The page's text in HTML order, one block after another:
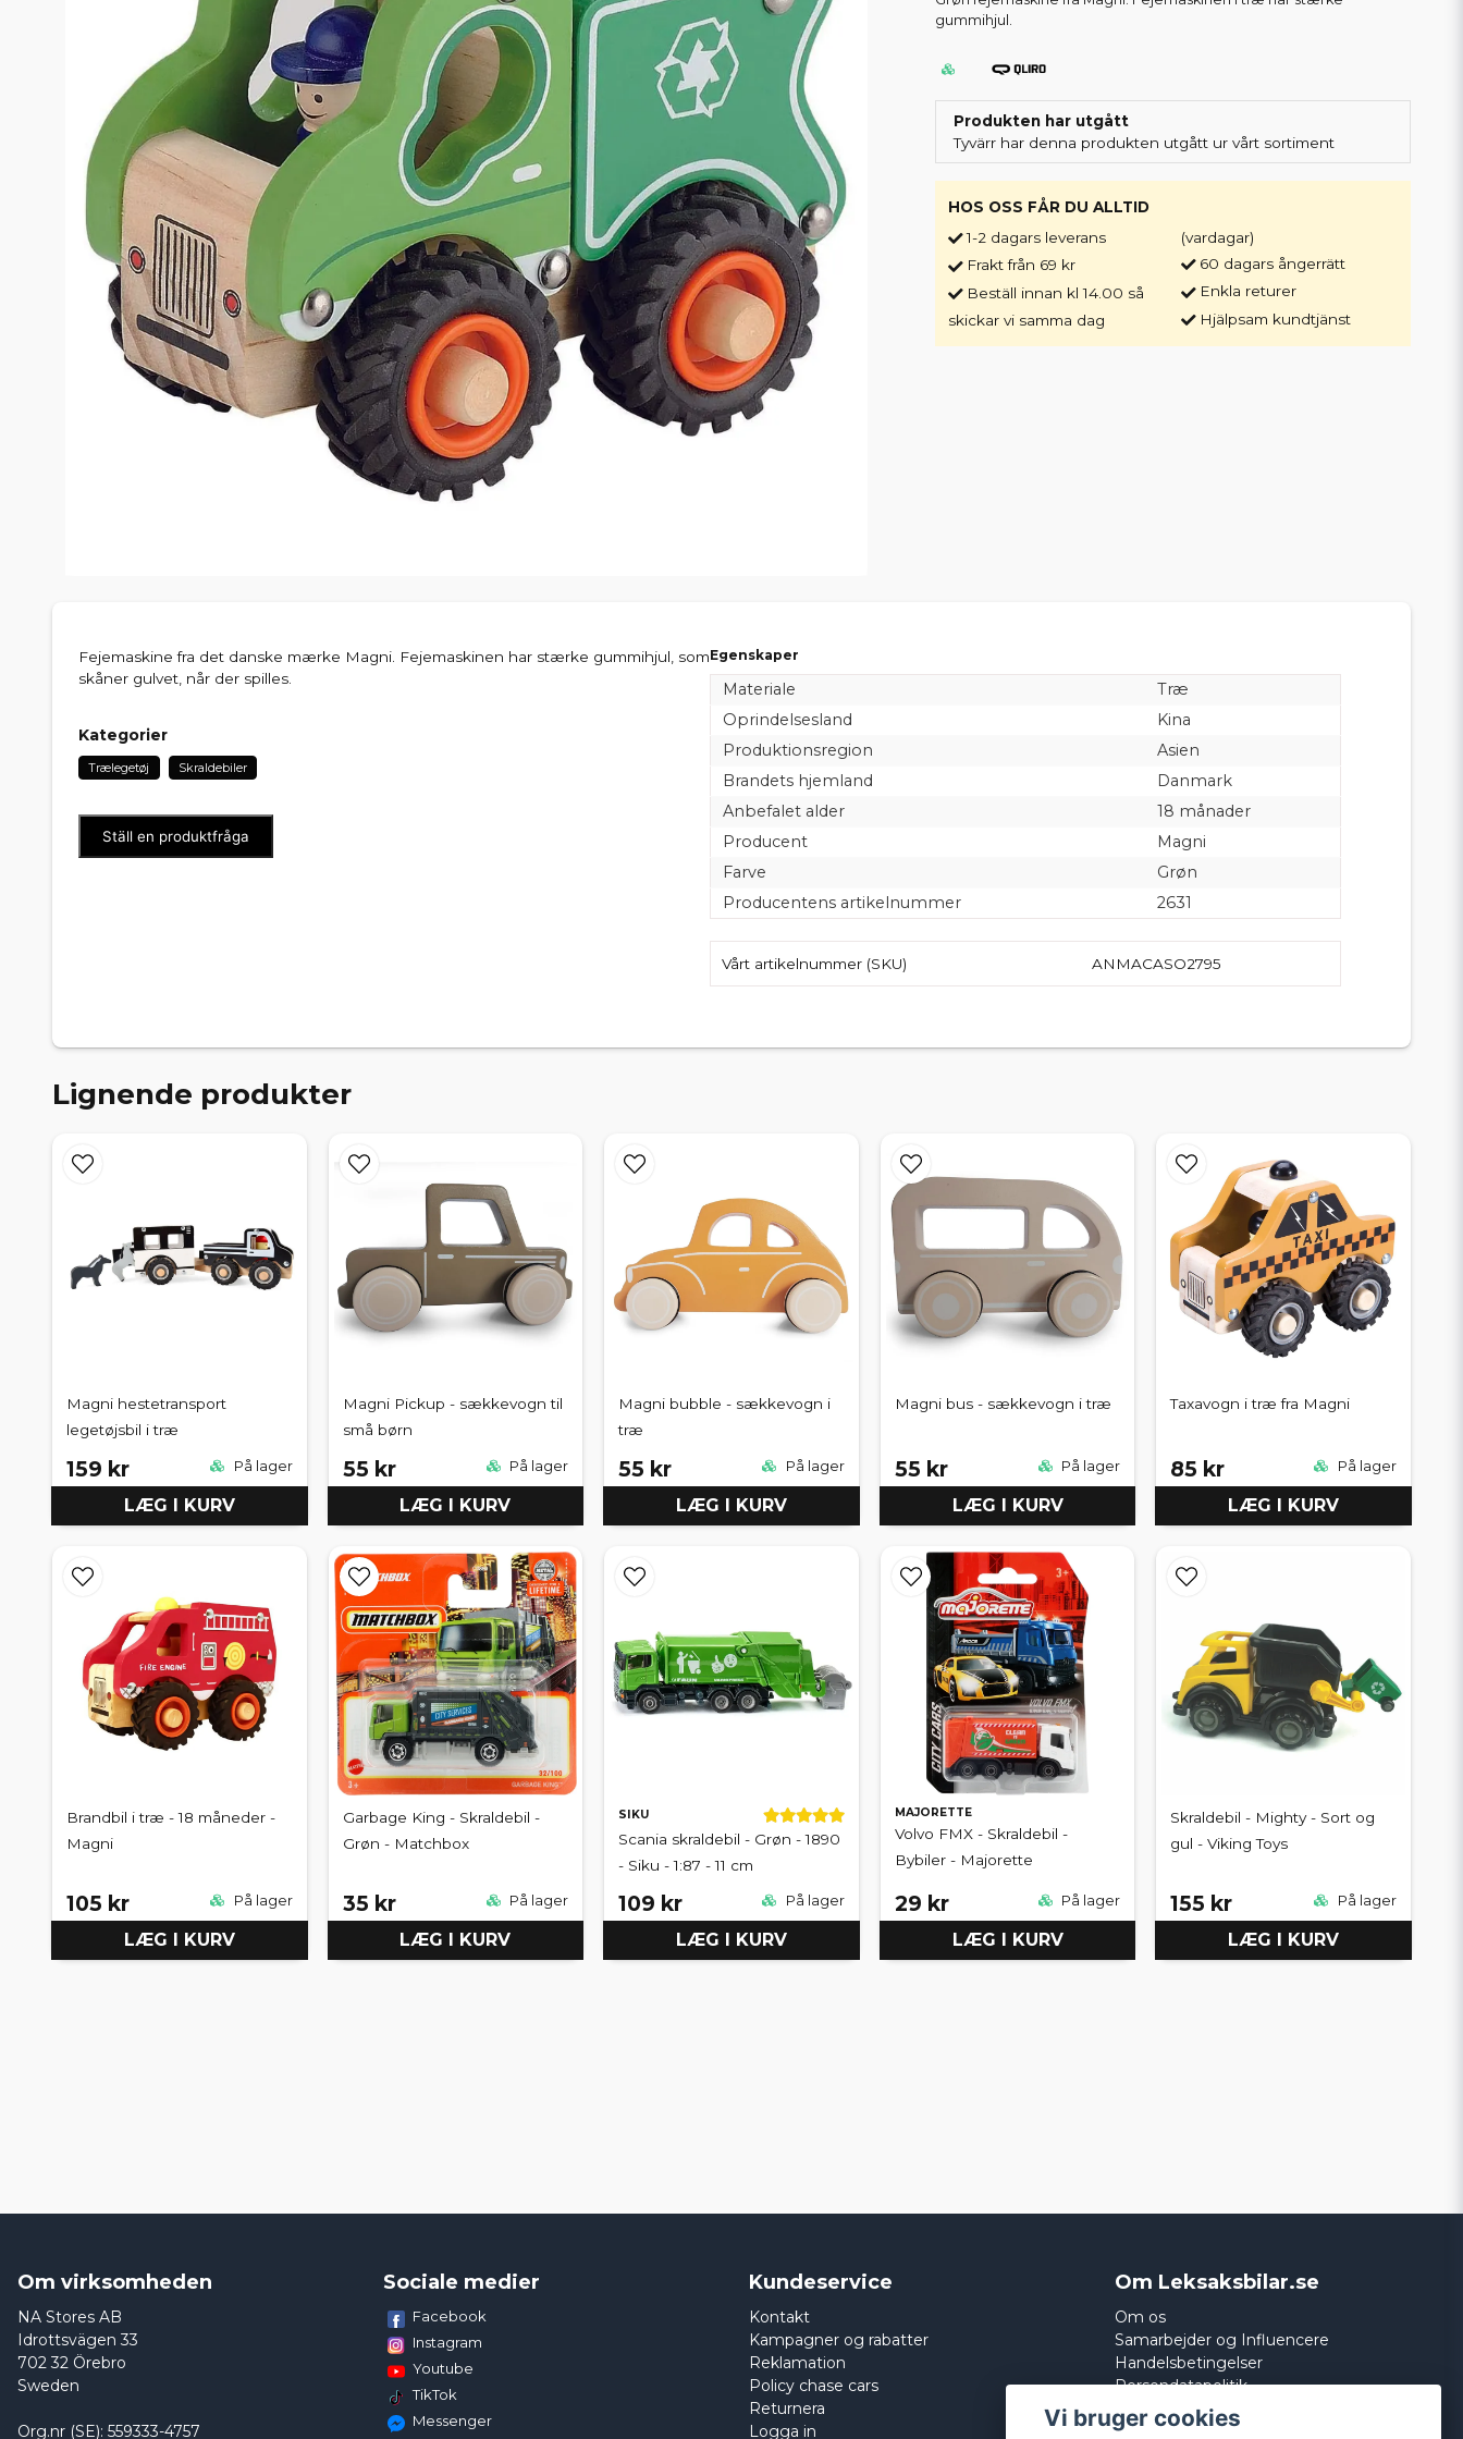
gummihjul.
Produkten har utgått
Tyvärr har denna produkten utgått ur vårt sortiment
HOS OSS FÅR DU ALLTID
1-2 dagars leverans
Frakt från 69 kr
Beställ innan kl 14.00 så
skickar vi samma dag
(vardagar)
60 dagars ångerrätt
Enkla returer
Hjälpsam kundtjänst
Fejemaskine fra det danske mærke Magni. Fejemaskinen har stærke gummihjul, som
skåner gulvet, når der spilles.
Kategorier
Trælegetøj Skraldebiler
Ställ en produktfråga
Egenskaper
Materiale
Træ
Oprindelsesland
Kina
Produktionsregion
Asien
Brandets hjemland
Danmark
Anbefalet alder
18 månader
Producent
Magni
Farve
Grøn
Producentens artikelnummer
2631
Vårt artikelnummer (SKU) ANMACASO2795
Lignende produkter
Magni hestetransport
legetøjsbil i træ
159 kr På lager
LÆG I KURV
Magni Pickup - sækkevogn til
små børn
55 kr På lager
LÆG I KURV
Magni bubble - sækkevogn i
træ
55 kr På lager
LÆG I KURV
Magni bus - sækkevogn i træ
55 kr På lager
LÆG I KURV
Taxavogn i træ fra Magni
85 kr På lager
LÆG I KURV
Brandbil i træ - 18 måneder -
Magni
105 kr På lager
LÆG I KURV
Garbage King - Skraldebil -
Grøn - Matchbox
35 kr På lager
LÆG I KURV
SIKU
Scania skraldebil - Grøn - 1890
- Siku - 1:87 - 11 cm
109 kr På lager
LÆG I KURV
MAJORETTE
Volvo FMX - Skraldebil -
Bybiler - Majorette
29 kr På lager
LÆG I KURV
Skraldebil - Mighty - Sort og
gul - Viking Toys
155 kr På lager
LÆG I KURV
Om virksomheden
NA Stores AB
Idrottsvägen 33
702 32 Örebro
Sweden
Org.nr (SE): 559333-4757
Sociale medier
Facebook
Instagram
Youtube
TikTok
Messenger
Kundeservice
Kontakt
Kampagner og rabatter
Reklamation
Policy chase cars
Returnera
Logga in
Om Leksaksbilar.se
Om os
Samarbejder og Influencere
Handelsbetingelser
Persondatapolitik
Cookies
Vi bruger cookies